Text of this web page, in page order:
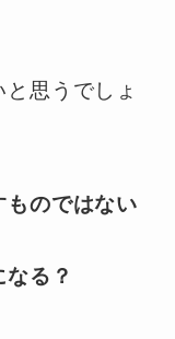
思うでしょ
ものではない
る？